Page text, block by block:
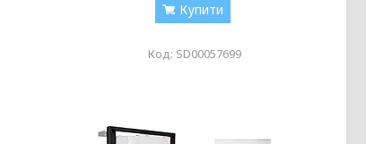
Купити
SD00057699